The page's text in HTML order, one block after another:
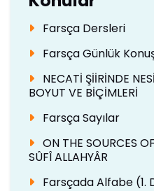
Farsça Dersleri
Farsça Günlük
NECATİ ŞİİRİNDE
BOYUT VE BİÇİMLERİ
Farsça Sayılar
ON THE SOURCES
SÛFÎ ALLAHYÂR
Farsçada Alfabe (1.